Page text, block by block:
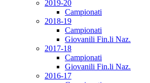
2019-20
Campionati
2018-19
Campionati
Giovanili Fin.li Naz.
2017-18
Campionati
Giovanili Fin.li Naz.
2016-17